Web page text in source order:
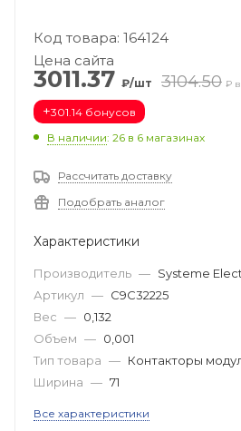
Код товара: 164124
Цена сайта
3011.37 ₽/шт 3104.50 ₽
+301.14 бонусов
В наличии: 26 в 6 магазинах
Рассчитать доставку
Подобрать аналог
Характеристики
Производитель — Systeme
Артикул — C9C32225
Вес — 0,132
Объем — 0,001
Тип товара — Контакторы
Ширина — 71
Все характеристики